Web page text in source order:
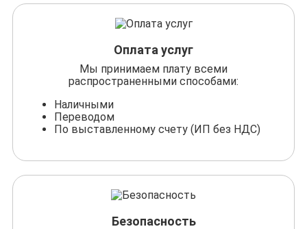
Оплата услуг
Мы принимаем плату всеми
распространенными способами:
Наличными
Переводом
По выставленному счету (ИП без НДС)
Безопасность